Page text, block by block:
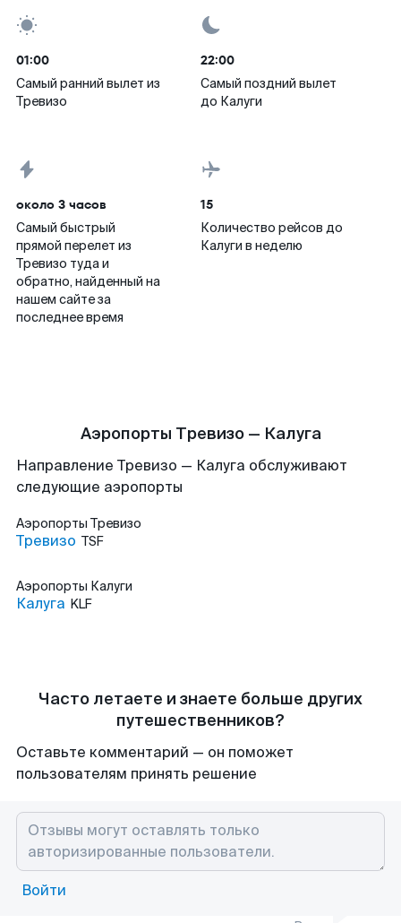
01:00
Самый ранний вылет из
Тревизо
22:00
Самый поздний вылет
до Калуги
около 3 часов
Самый быстрый
прямой перелет из
Тревизо туда и
обратно, найденный на
нашем сайте за
последнее время
15
Количество рейсов до
Калуги в неделю
Аэропорты Тревизо — Калуга
Направление Тревизо — Калуга обслуживают
следующие аэропорты
Аэропорты Тревизо
Тревизо TSF
Аэропорты Калуги
Калуга KLF
Часто летаете и знаете больше других
путешественников?
Оставьте комментарий — он поможет
пользователям принять решение
Войти